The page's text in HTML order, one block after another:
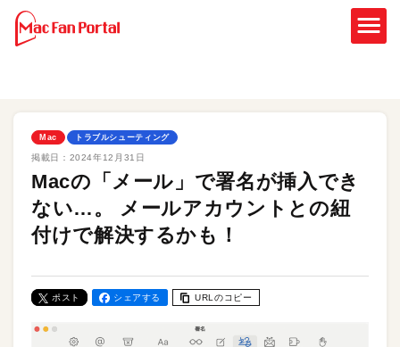
Mac トラブルシューティング
掲載日： 2024年12月31日
Macの「メール」で署名が挿入でき
ない…。 メールアカウントとの紐
付けで解決するかも！
ポスト シェアする URLのコピー